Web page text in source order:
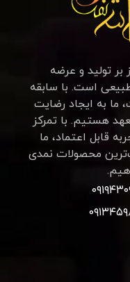
تولید و عرضه
است. با سابقه
ما به ایجاد رضایت
هستیم. با تمرکز
قابل اعتماد، ما
محصولات نمدی